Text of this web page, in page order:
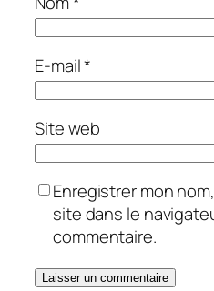
E-mail*
Site web
Enregistrer mon
site dans le
commentaire.